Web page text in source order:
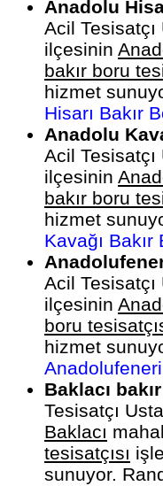
Anadolu
Acil
ilçesinin
bakır boru
hizmet
Hisarı Bakır
Anadolu
Acil
ilçesinin
bakır boru
hizmet
Kavağı Bakır
Acil
ilçesinin
boru
hizmet
Anadolufeneri
Baklacı
Tesisatçı
Baklacı
tesisatçısı
sunuyor.